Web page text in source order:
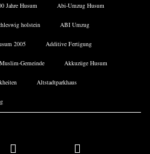
Jahre Husum Abi-Umzug Husum
holstein ABI Umzug
2005 Additive Fertigung
Gemeinde Akkuzüge Husum
Altstadtparkhaus